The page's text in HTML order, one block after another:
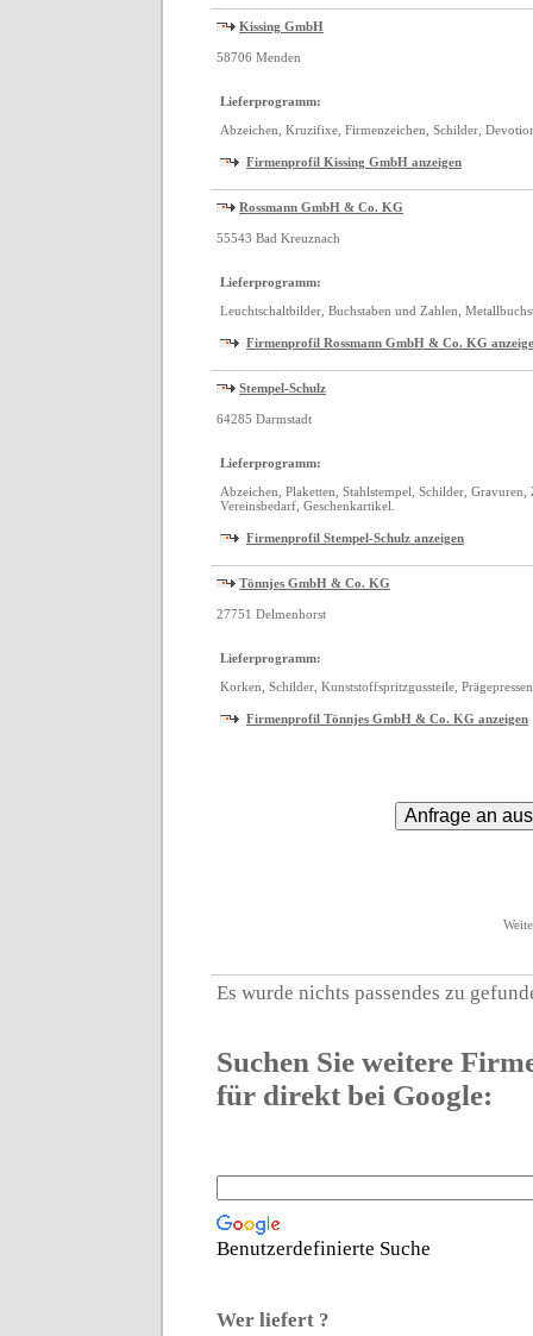
Kissing GmbH
58706 Menden
Lieferprogramm:
Abzeichen, Kruzifixe, Firmenzeichen, Schilder,
Firmenprofil Kissing GmbH anzeigen
Rossmann GmbH & Co. KG
55543 Bad Kreuznach
Lieferprogramm:
Leuchtschaltbilder, Buchstaben und Zahlen,
Firmenprofil Rossmann GmbH & Co. KG
Stempel-Schulz
64285 Darmstadt
Lieferprogramm:
Abzeichen, Plaketten, Stahlstempel, Schilder,
Vereinsbedarf, Geschenkartikel.
Firmenprofil Stempel-Schulz anzeigen
Tönnjes GmbH & Co. KG
27751 Delmenhorst
Lieferprogramm:
Korken, Schilder, Kunststoffspritzgussteile,
Firmenprofil Tönnjes GmbH & Co. KG anzeigen
Es wurde nichts passendes zu
Suchen Sie weitere
für direkt bei Google:
Benutzerdefinierte Suche
Wer liefert ?